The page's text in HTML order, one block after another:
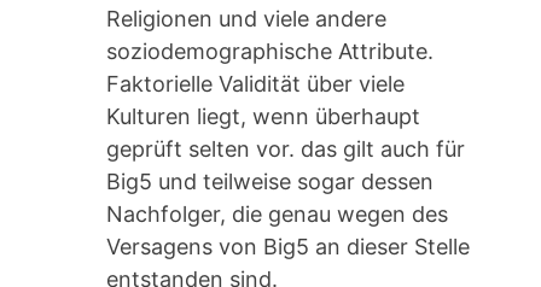
Religionen und viele andere
soziodemographische Attribute.
Faktorielle Validität über viele
Kulturen liegt, wenn überhaupt
geprüft selten vor. das gilt auch für
Big5 und teilweise sogar dessen
Nachfolger, die genau wegen des
Versagens von Big5 an dieser Stelle
entstanden sind.